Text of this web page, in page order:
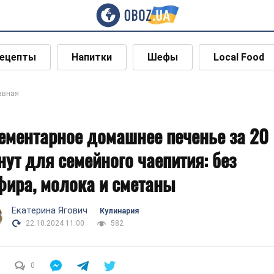
Напитки Шефы Local Food
домашнее печенье за 20
для семейного чаепития: без
молока и сметаны
Екатерина Ягович
Кулинария
22.10.2024 11:00
582
0